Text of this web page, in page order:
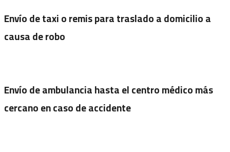
Envío de taxi o remis para traslado a domicilio a
causa de robo
Envío de ambulancia hasta el centro médico más
cercano en caso de accidente